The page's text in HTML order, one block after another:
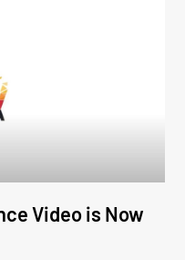
Video is Now